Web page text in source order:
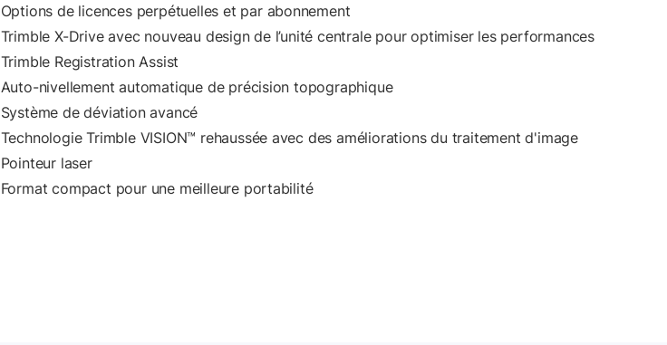
Options de licences perpétuelles et par abonnement
Trimble X-Drive avec nouveau design de l’unité centrale pour optimiser les performances
Trimble Registration Assist
Auto-nivellement automatique de précision topographique
Système de déviation avancé
Technologie Trimble VISION™ rehaussée avec des améliorations du traitement d'image
Pointeur laser
Format compact pour une meilleure portabilité